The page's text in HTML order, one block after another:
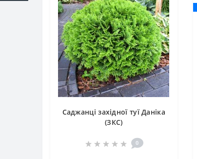
Саджанці західної туї Даніка
(ЗКС)
0